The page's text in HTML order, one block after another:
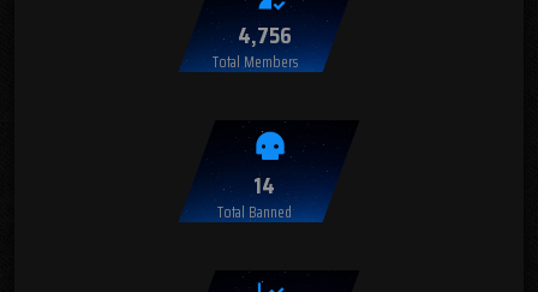
4,756
Total Members
14
Total Banned